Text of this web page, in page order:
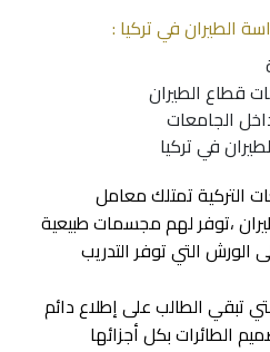
الطيران في تركيا :
قطاع الطيران
الجامعات
في تركيا
التركية تمتلك معامل
،توفر لهم مجسمات طبيعية
الورش التي توفر التدريب
تبقي الطالب على إطلاع دائم
الطائرات بكل أجزائها